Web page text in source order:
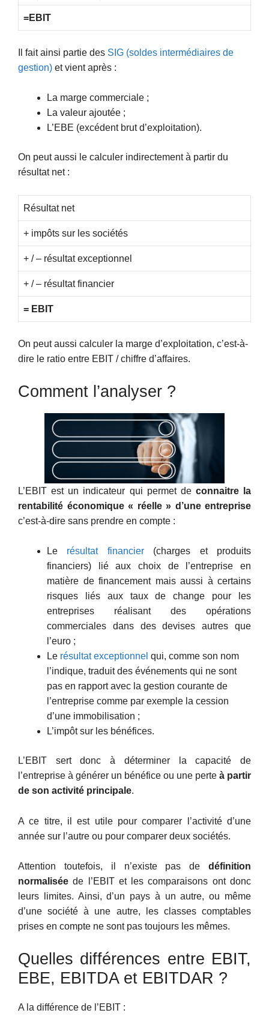
=EBIT
Il fait ainsi partie des SIG (soldes intermédiaires de
gestion) et vient après :
La marge commerciale ;
La valeur ajoutée ;
L’EBE (excédent brut d’exploitation).
On peut aussi le calculer indirectement à partir du
résultat net :
Résultat net
+ impôts sur les sociétés
+ / – résultat exceptionnel
+ / – résultat financier
= EBIT
On peut aussi calculer la marge d’exploitation, c’est-à-
dire le ratio entre EBIT / chiffre d’affaires.
Comment l’analyser ?
L’EBIT est un indicateur qui permet de connaitre la
rentabilité économique « réelle » d’une entreprise
c’est-à-dire sans prendre en compte :
Le résultat financier(charges et produits
financiers) lié aux choix de l’entreprise en
matière de financement mais aussi à certains
risques liés aux taux de change pour les
entreprises réalisant des opérations
commerciales dans des devises autres que
l’euro ;
Le résultat exceptionnel qui, comme son nom
l’indique, traduit des événements qui ne sont
pas en rapport avec la gestion courante de
l’entreprise comme par exemple la cession
d’une immobilisation ;
L’impôt sur les bénéfices.
L’EBIT sert donc à déterminer la capacité de
l’entreprise à générer un bénéfice ou une perte à partir
de son activité principale.
A ce titre, il est utile pour comparer l’activité d’une
année sur l’autre ou pour comparer deux sociétés.
Attention toutefois, il n’existe pas de définition
normalisée de l’EBIT et les comparaisons ont donc
leurs limites. Ainsi, d’un pays à un autre, ou même
d’une société à une autre, les classes comptables
prises en compte ne sont pas toujours les mêmes.
Quelles différences entre EBIT,
EBE, EBITDA et EBITDAR ?
A la différence de l’EBIT :